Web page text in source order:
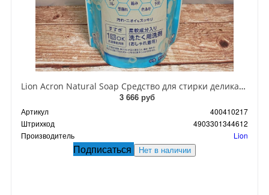
Lion Acron Natural Soap Средство для стирки деликатных тканей с нежным ароматом цветочного мыла 850 мл в мягкой упаковке
3 666 руб
Артикул
400410217
Штрихкод
4903301344612
Производитель
Lion
Подписаться Нет в наличии